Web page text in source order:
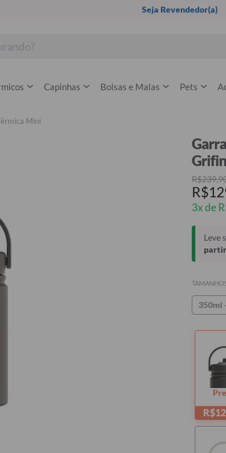
Seja Revendedor(a)
Capinhas Bolsas e Malas Pets
Mini
3x de
Leve
partir
350ml